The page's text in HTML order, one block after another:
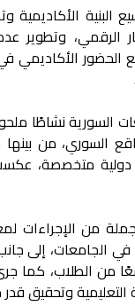
البنية
الرقمي،
الأكاديمي
السورية نشاطًا
من بينها
متخصصة،
من الإجراءات
في الجامعات، إلى
من الطلاب، كما
وتحقيق قدر